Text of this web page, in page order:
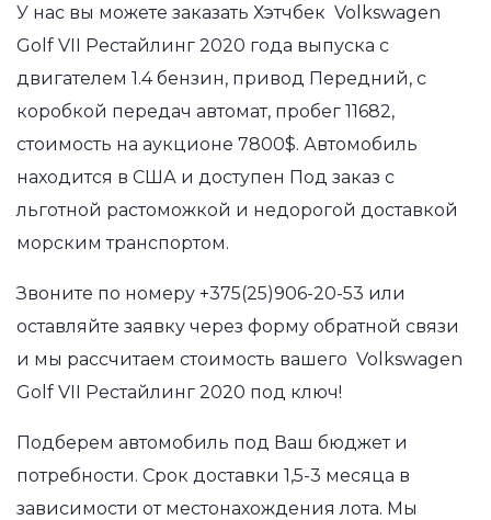
У нас вы можете заказать Хэтчбек Volkswagen
Golf VII Рестайлинг 2020 года выпуска с
двигателем 1.4 бензин, привод Передний, с
коробкой передач автомат, пробег 11682,
стоимость на аукционе 7800$. Автомобиль
находится в США и доступен Под заказ с
льготной растоможкой и недорогой доставкой
морским транспортом.
Звоните по номеру +375(25)906-20-53 или
оставляйте заявку через форму обратной связи
и мы рассчитаем стоимость вашего Volkswagen
Golf VII Рестайлинг 2020 под ключ!
Подберем автомобиль под Ваш бюджет и
потребности. Срок доставки 1,5-3 месяца в
зависимости от местонахождения лота. Мы